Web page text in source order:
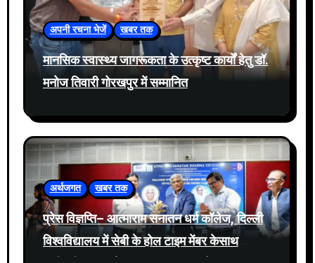
अपनी रचना भेजें खबर तक
मानसिक स्वास्थ्य जागरूकता के उत्कृष्ट कार्यों हेतु डॉ.
मनोज तिवारी गोरखपुर में सम्मानित
अर्थजगत खबर तक
प्रेस विज्ञप्ति– आत्माराम सनातन धर्म कॉलेज, दिल्ली
विश्वविद्यालय में सेबी के होल टाइम मेंबर केसाथ